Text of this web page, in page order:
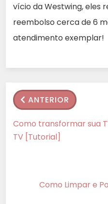
vício da Westwing, eles
reembolso cerca de 6
atendimento exemplar!
ANTERIOR
Como transformar sua
TV [Tutorial]
Como Limpar e